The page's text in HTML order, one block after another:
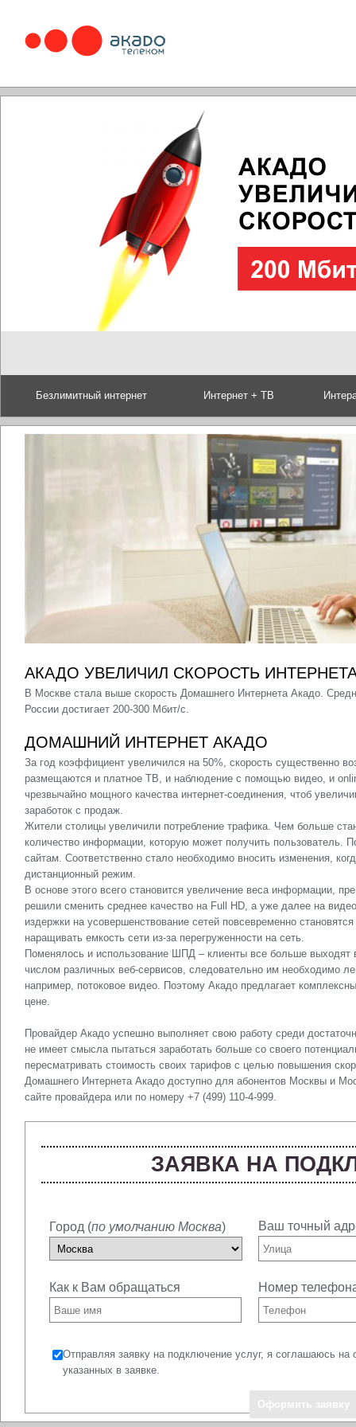
Безлимитный интернет Интернет + ТВ
АКАДО УВЕЛИЧИЛ СКОРОСТЬ
В Москве стала выше скорость Домашнего Интернета Акадо.
России достигает 200-300 Мбит/с.
ДОМАШНИЙ ИНТЕРНЕТ АКАДО
За год коэффициент увеличился на 50%, скорость существенно
размещаются и платное ТВ, и наблюдение с помощью видео, и
чрезвычайно мощного качества интернет-соединения, чтоб
заработок с продаж.
Жители столицы увеличили потребление трафика. Чем больше
количество информации, которую может получить пользователь.
сайтам. Соответственно стало необходимо вносить изменения,
дистанционный режим.
В основе этого всего становится увеличение веса информации,
решили сменить среднее качество на Full HD, а уже далее на
издержки на усовершенствование сетей повсевременно
наращивать емкость сети из-за перегруженности на сеть.
Поменялось и использование ШПД – клиенты все больше выходят
числом различных веб-сервисов, следовательно им необходимо
например, потоковое видео. Поэтому Акадо предлагает
цене.
Провайдер Акадо успешно выполняет свою работу среди
не имеет смысла пытаться заработать больше со своего
пересматривать стоимость своих тарифов с целью повышения
Домашнего Интернета Акадо доступно для абонентов Москвы и
сайте провайдера или по номеру +7 (499) 110-4-999.
ЗАЯВКА НА
Город (по умолчанию Москва) Ваш точный
Как к Вам обращаться Номер
Отправляя заявку на подключение услуг, я соглашаюсь на
указанных в заявке.